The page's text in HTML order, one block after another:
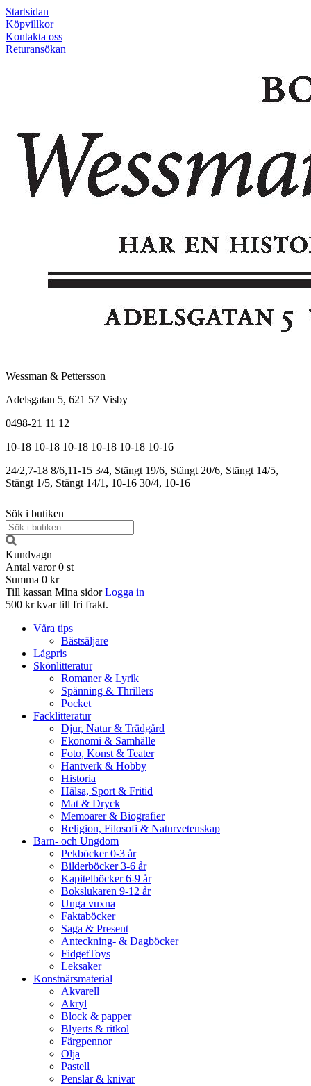
Startsidan
Köpvillkor
Kontakta oss
Returansökan
Wessman & Pettersson
Adelsgatan 5, 621 57 Visby
0498-21 11 12
10-18 10-18 10-18 10-18 10-18 10-16
24/2,7-18 8/6,11-15 3/4, Stängt 19/6, Stängt 20/6, Stängt 14/5,
Stängt 1/5, Stängt 14/1, 10-16 30/4, 10-16
Sök i butiken
Kundvagn
Antal varor 0 st
Summa 0 kr
Till kassan Mina sidor Logga in
500 kr kvar till fri frakt.
Våra tips
Bästsäljare
Lågpris
Skönlitteratur
Romaner & Lyrik
Spänning & Thrillers
Pocket
Facklitteratur
Djur, Natur & Trädgård
Ekonomi & Samhälle
Foto, Konst & Teater
Hantverk & Hobby
Historia
Hälsa, Sport & Fritid
Mat & Dryck
Memoarer & Biografier
Religion, Filosofi & Naturvetenskap
Barn- och Ungdom
Pekböcker 0-3 år
Bilderböcker 3-6 år
Kapitelböcker 6-9 år
Bokslukaren 9-12 år
Unga vuxna
Faktaböcker
Saga & Present
Anteckning- & Dagböcker
FidgetToys
Leksaker
Konstnärsmaterial
Akvarell
Akryl
Block & papper
Blyerts & ritkol
Färgpennor
Olja
Pastell
Penslar & knivar